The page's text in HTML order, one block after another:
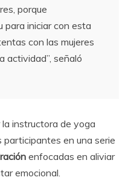
porque
para iniciar con esta
con las mujeres
actividad”, señaló
instructora de yoga
participantes en una serie
enfocadas en aliviar
emocional.